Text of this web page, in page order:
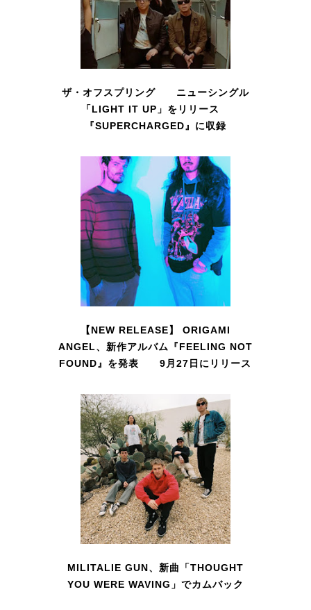
ザ・オフスプリング ニューシングル
「LIGHT IT UP」をリリース
『SUPERCHARGED』に収録
【NEW RELEASE】 ORIGAMI
ANGEL、新作アルバム『FEELING NOT
FOUND』を発表 9月27日にリリース
MILITALIE GUN、新曲「THOUGHT
YOU WERE WAVING」でカムバック